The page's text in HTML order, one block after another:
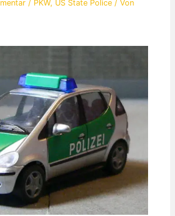
/ PKW, US State Police / Von